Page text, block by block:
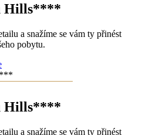
Hills****
a snažíme se vám ty přinést
pobytu.
Hills****
a snažíme se vám ty přinést